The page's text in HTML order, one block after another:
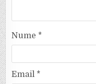
Nume *
Email *